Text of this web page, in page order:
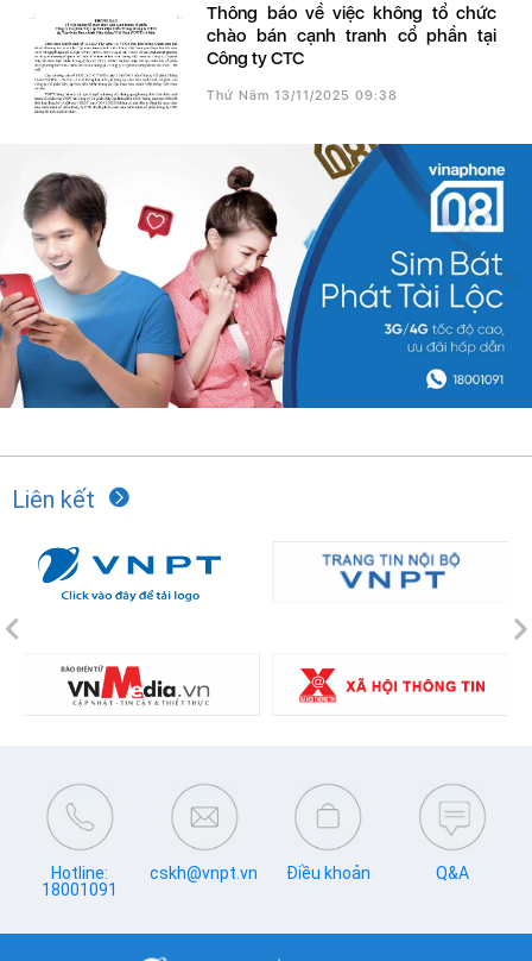
Thông báo về việc không tổ chức
chào bán cạnh tranh cổ phần tại
Công ty CTC
Thứ Năm 13/11/2025 09:38
Liên kết
Previous
Hotline:
18001091
cskh@vnpt.vn Điều khoản Q&A